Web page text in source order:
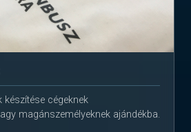
cégeknek
magánszemélyeknek ajándékba.